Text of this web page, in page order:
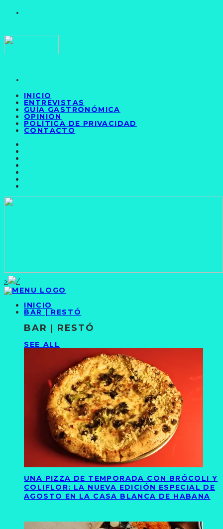
INICIO
ENTREVISTAS
GUÍA GASTRONÓMICA
OPINIÓN
POLÍTICA DE PRIVACIDAD
CONTACTO
>
INICIO
BAR | RESTÓ
BAR | RESTÓ
SEE ALL
UNA PIZZA DE TEMPORADA CON BRÓCOLI Y
COLIFLOR: LA NUEVA EDICIÓN ESPECIAL DE
AGOSTO EN LA CASA BLANCA DE HABANA